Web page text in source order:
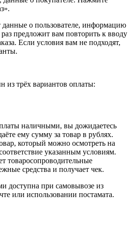
о пользователе, информацию
предложит вам повторить к вводу
Если условия вам не подходят,
из трёх вариантов оплаты:
наличными, вы дожидаетесь
ему сумму за товар в рублях.
который можно осмотреть на
указанным условиям.
товаросопроводительные
средства и получает чек.
доступна при самовывозе из
или использовании постамата.